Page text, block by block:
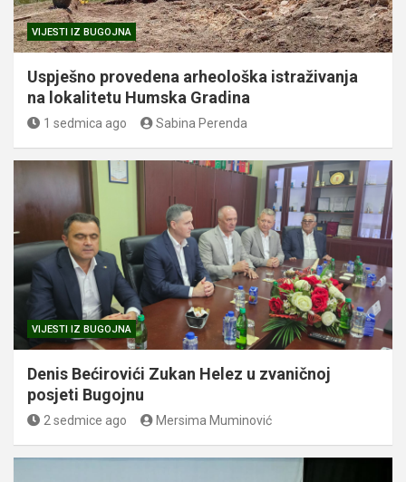
VIJESTI IZ BUGOJNA
Uspješno provedena arheološka istraživanja
na lokalitetu Humska Gradina
1 sedmica ago Sabina Perenda
VIJESTI IZ BUGOJNA
Denis Bećirovići Zukan Helez u zvaničnoj
posjeti Bugojnu
2 sedmice ago Mersima Muminović